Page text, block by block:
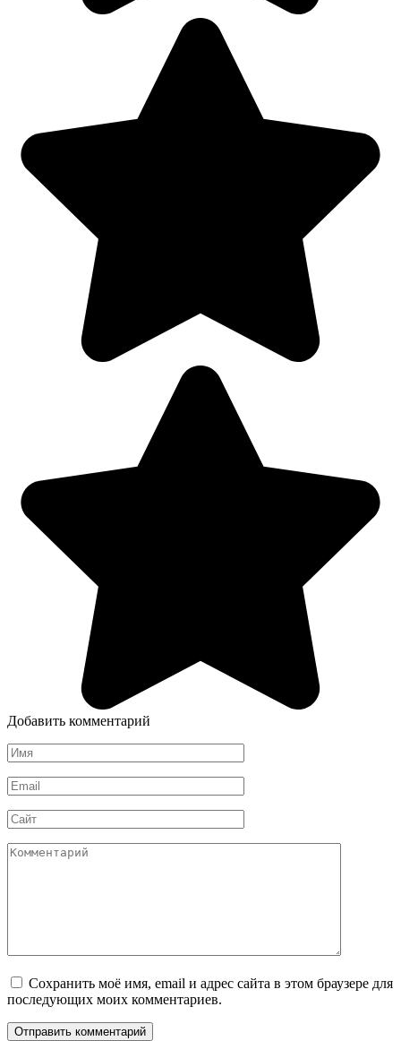
Добавить комментарий
Имя
*
Email
*
Сайт
Комментарий
Сохранить моё имя, email и адрес сайта в этом браузере для
последующих моих комментариев.